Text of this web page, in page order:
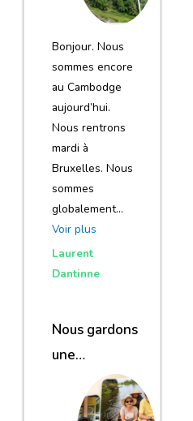
Bonjour. Nous
sommes encore
au Cambodge
aujourd’hui.
Nous rentrons
mardi à
Bruxelles. Nous
sommes
globalement…
Voir plus
Laurent
Dantinne
Nous gardons
une
excellente
impression de